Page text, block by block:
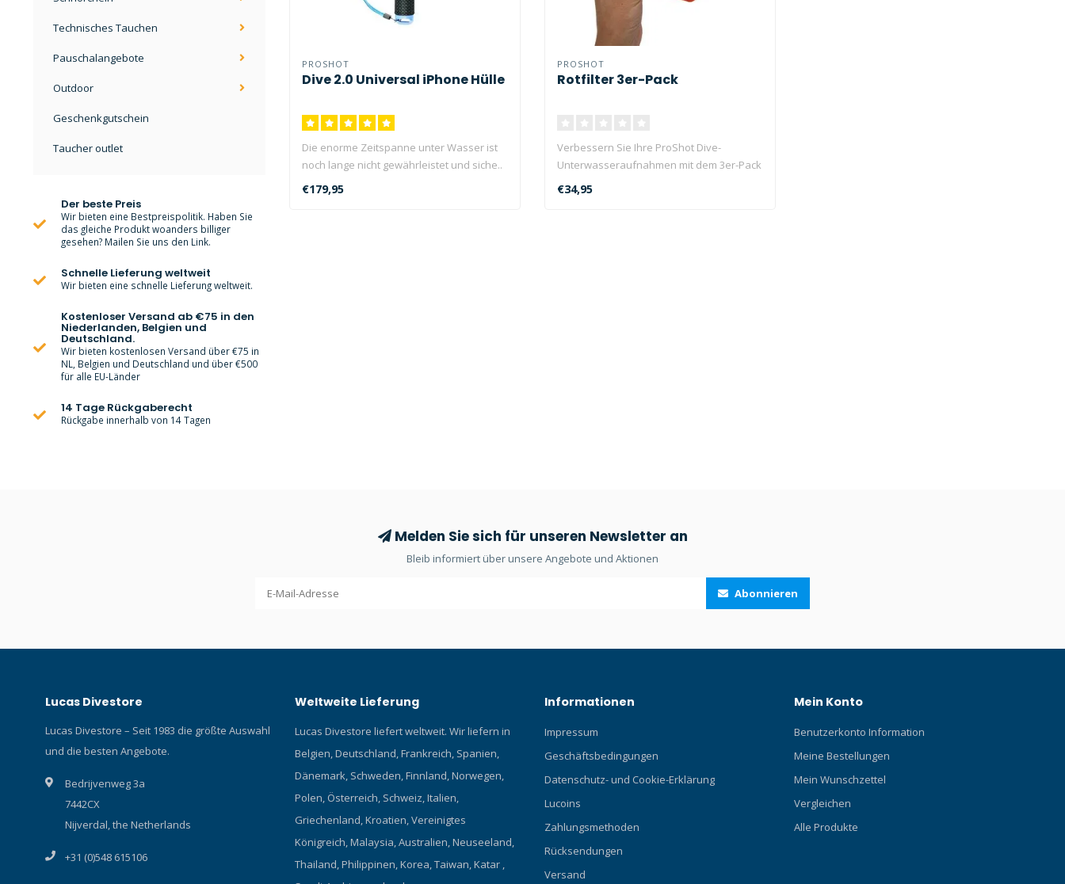
Technisches Tauchen
Pauschalangebote
Outdoor
Geschenkgutschein
Taucher outlet
Der beste Preis
Wir bieten eine Bestpreispolitik. Haben Sie
das gleiche Produkt woanders billiger
gesehen? Mailen Sie uns den Link.
Schnelle Lieferung weltweit
Wir bieten eine schnelle Lieferung weltweit.
Kostenloser Versand ab €75 in den
Niederlanden, Belgien und
Deutschland.
Wir bieten kostenlosen Versand über €75 in
NL, Belgien und Deutschland und über €500
für alle EU-Länder
14 Tage Rückgaberecht
Rückgabe innerhalb von 14 Tagen
PROSHOT
Dive 2.0 Universal iPhone Hülle
Die enorme Zeitspanne unter Wasser ist
noch lange nicht gewährleistet und siche..
€179,95
PROSHOT
Rotfilter 3er-Pack
Verbessern Sie Ihre ProShot Dive-
Unterwasseraufnahmen mit dem 3er-Pack
Rotfilter..
€34,95
Melden Sie sich für unseren Newsletter an
Bleib informiert über unsere Angebote und Aktionen
Abonnieren
Lucas Divestore
Lucas Divestore – Seit 1983 die größte Auswahl
und die besten Angebote.
Bedrijvenweg 3a
7442CX
Nijverdal, the Netherlands
+31 (0)548 615106
Weltweite Lieferung
Lucas Divestore liefert weltweit. Wir liefern in
Belgien, Deutschland, Frankreich, Spanien,
Dänemark, Schweden, Finnland, Norwegen,
Polen, Österreich, Schweiz, Italien,
Griechenland, Kroatien, Vereinigtes
Königreich, Malaysia, Australien, Neuseeland,
Thailand, Philippinen, Korea, Taiwan, Katar ,
Informationen
Impressum
Geschäftsbedingungen
Datenschutz- und Cookie-Erklärung
Lucoins
Zahlungsmethoden
Rücksendungen
Versand
Mein Konto
Benutzerkonto Information
Meine Bestellungen
Mein Wunschzettel
Vergleichen
Alle Produkte